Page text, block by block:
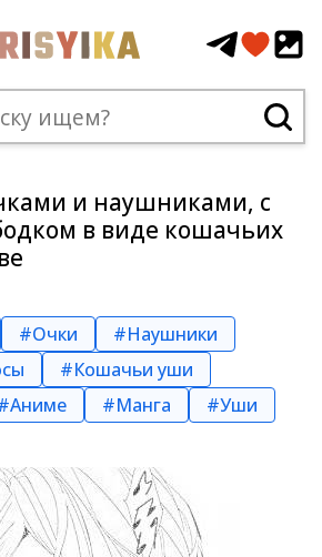
и наушниками, с
в виде кошачьих
#Очки
#Наушники
#Кошачьи уши
#Манга #Уши